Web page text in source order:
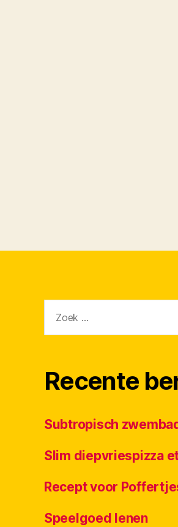
naar:
Recente
Subtropisch zwembad
Slim diepvriespizza
Recept voor
Speelgoed lenen